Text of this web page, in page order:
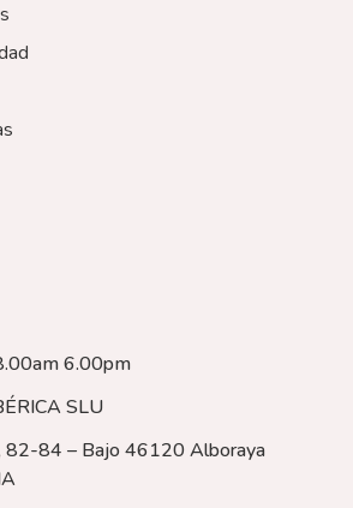
6.00pm
SLU
82-84 – Bajo 46120 Alboraya